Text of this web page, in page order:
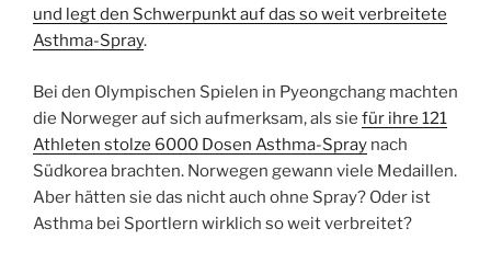
und legt den Schwerpunkt auf das so weit verbreitete
Asthma-Spray.
Bei den Olympischen Spielen in Pyeongchang machten
die Norweger auf sich aufmerksam, als sie für ihre 121
Athleten stolze 6000 Dosen Asthma-Spray nach
Südkorea brachten. Norwegen gewann viele Medaillen.
Aber hätten sie das nicht auch ohne Spray? Oder ist
Asthma bei Sportlern wirklich so weit verbreitet?